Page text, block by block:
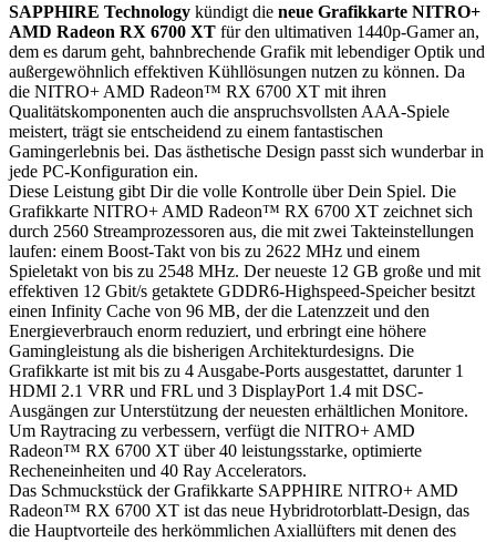
SAPPHIRE Technology kündigt die neue Grafikkarte NITRO+
AMD Radeon RX 6700 XT für den ultimativen 1440p-Gamer an,
dem es darum geht, bahnbrechende Grafik mit lebendiger Optik und
außergewöhnlich effektiven Kühllösungen nutzen zu können. Da
die NITRO+ AMD Radeon™ RX 6700 XT mit ihren
Qualitätskomponenten auch die anspruchsvollsten AAA-Spiele
meistert, trägt sie entscheidend zu einem fantastischen
Gamingerlebnis bei. Das ästhetische Design passt sich wunderbar in
jede PC-Konfiguration ein.
Diese Leistung gibt Dir die volle Kontrolle über Dein Spiel. Die
Grafikkarte NITRO+ AMD Radeon™ RX 6700 XT zeichnet sich
durch 2560 Streamprozessoren aus, die mit zwei Takteinstellungen
laufen: einem Boost-Takt von bis zu 2622 MHz und einem
Spieletakt von bis zu 2548 MHz. Der neueste 12 GB große und mit
effektiven 12 Gbit/s getaktete GDDR6-Highspeed-Speicher besitzt
einen Infinity Cache von 96 MB, der die Latenzzeit und den
Energieverbrauch enorm reduziert, und erbringt eine höhere
Gamingleistung als die bisherigen Architekturdesigns. Die
Grafikkarte ist mit bis zu 4 Ausgabe-Ports ausgestattet, darunter 1
HDMI 2.1 VRR und FRL und 3 DisplayPort 1.4 mit DSC-
Ausgängen zur Unterstützung der neuesten erhältlichen Monitore.
Um Raytracing zu verbessern, verfügt die NITRO+ AMD
Radeon™ RX 6700 XT über 40 leistungsstarke, optimierte
Recheneinheiten und 40 Ray Accelerators.
Das Schmuckstück der Grafikkarte SAPPHIRE NITRO+ AMD
Radeon™ RX 6700 XT ist das neue Hybridrotorblatt-Design, das
die Hauptvorteile des herkömmlichen Axiallüfters mit denen des